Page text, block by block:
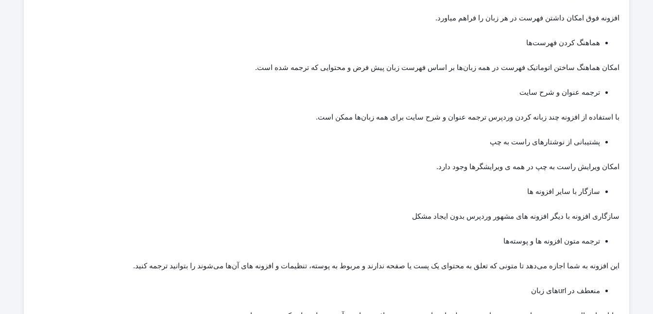
افزونه فوق امکان داشتن فهرست در هر زبان را فراهم میاورد.
هماهنگ کردن فهرست‌ها
امکان هماهنگ ساختن اتوماتیک فهرست در همه زبان‌ها بر اساس فهرست زبان پیش فرض و محتوایی که ترجمه شده است.
ترجمه عنوان و شرح سایت
با استفاده از افزونه چند زبانه کردن وردپرس ترجمه عنوان و شرح سایت برای همه زبان‌ها ممکن است.
پشتیبانی از نوشتارهای راست به چپ
امکان ویرایش راست به چپ در همه ی ویرایشگرها وجود دارد.
سازگار با سایر افزونه ها
سازگاری افزونه با دیگر افزونه های مشهور وردپرس بدون ایجاد مشکل
ترجمه متون افزونه ها و پوسته‌ها
این افزونه به شما اجازه می‌دهد تا متونی که تعلق به محتوای یک پست یا صفحه ندارند و مربوط به پوسته، تنظیمات و افزونه های آن‌ها می‌شوند را بتوانید ترجمه کنید.
منعطف در urlهای زبان